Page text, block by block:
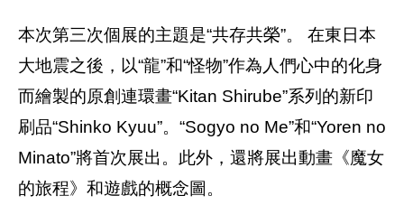
本次第三次個展的主題是“共存共榮”。 在東日本
大地震之後，以“龍”和“怪物”作為人們心中的化身
而繪製的原創連環畫“Kitan Shirube”系列的新印
刷品“Shinko Kyuu”。“Sogyo no Me”和“Yoren no
Minato”將首次展出。此外，還將展出動畫《魔女
的旅程》和遊戲的概念圖。